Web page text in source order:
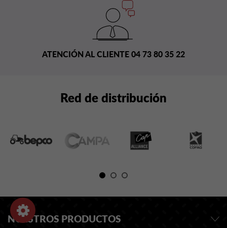
ATENCIÓN AL CLIENTE 04 73 80 35 22
Red de distribución
NUESTROS PRODUCTOS